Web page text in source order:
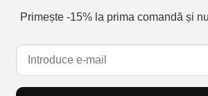
Primește -15% la prima comandă și